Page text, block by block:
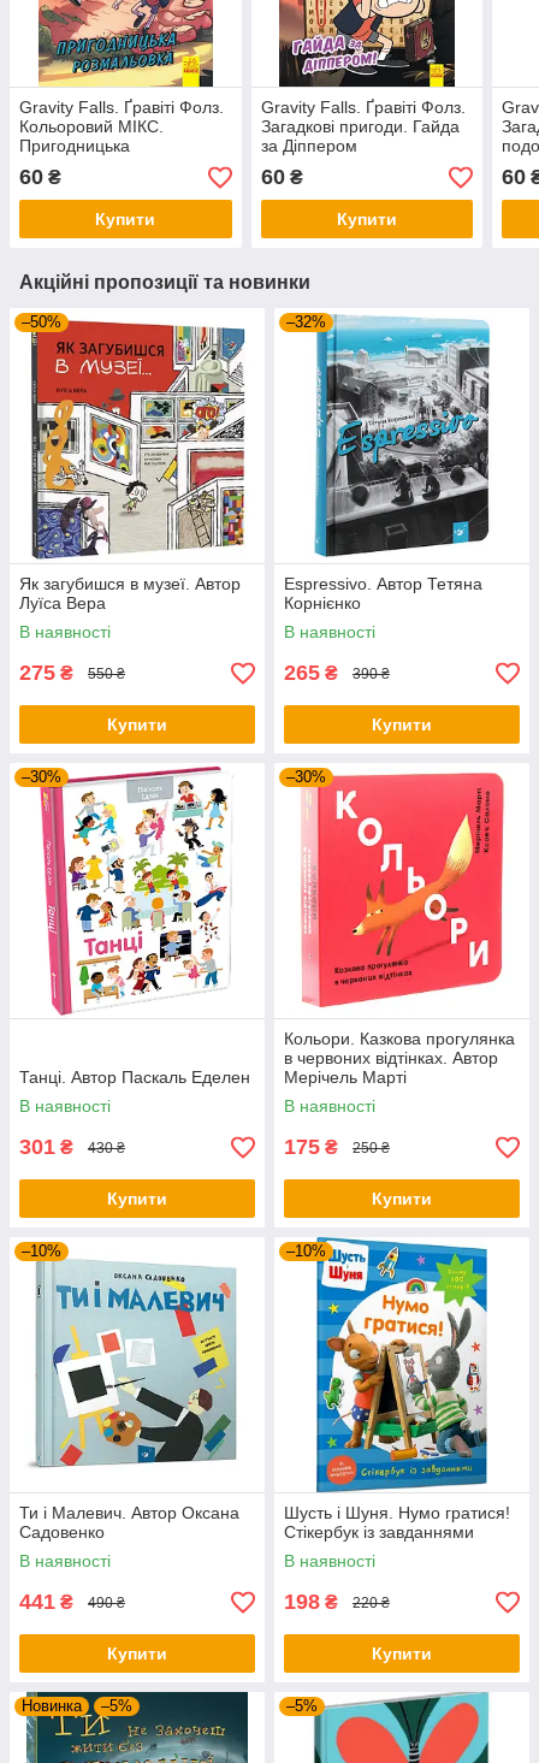
Gravity Falls. Ґравіті Фолз.
Кольоровий МІКС.
Пригодницька
розмальовка
60 ₴
Купити
Gravity Falls. Ґравіті Фолз.
Загадкові пригоди. Гайда
за Діппером
60₴
Купити
60
Акційні пропозиції та новинки
–50%
Як загубишся в музеї. Автор
Луїса Вера
В наявності
275 ₴ 550 ₴
Купити
–32%
Espressivo. Автор Тетяна
Корнієнко
В наявності
265 ₴ 390 ₴
Купити
–30%
Танці. Автор Паскаль Еделен
В наявності
301 ₴ 430 ₴
Купити
–30%
Кольори. Казкова прогулянка
в червоних відтінках. Автор
Мерічель Марті
В наявності
175 ₴ 250 ₴
Купити
–10%
Ти і Малевич. Автор Оксана
Садовенко
В наявності
441 ₴ 490 ₴
Купити
–10%
Шусть і Шуня. Нумо гратися!
Стікербук із завданнями
В наявності
198 ₴ 220 ₴
Купити
Новинка –5% –5%